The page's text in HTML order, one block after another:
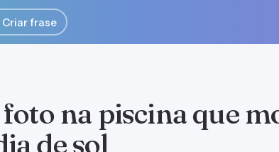
frase
na piscina que
de sol